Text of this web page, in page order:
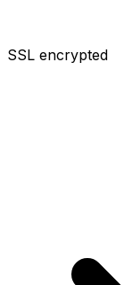
SSL encrypted